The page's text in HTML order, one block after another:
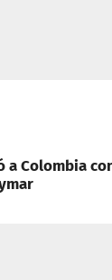
a Colombia